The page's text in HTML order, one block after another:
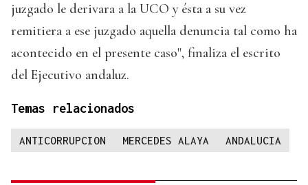
juzgado le derivara a la UCO y ésta a su vez
remitiera a ese juzgado aquella denuncia tal como ha
acontecido en el presente caso", finaliza el escrito
del Ejecutivo andaluz.
Temas relacionados
ANTICORRUPCION MERCEDES ALAYA ANDALUCIA